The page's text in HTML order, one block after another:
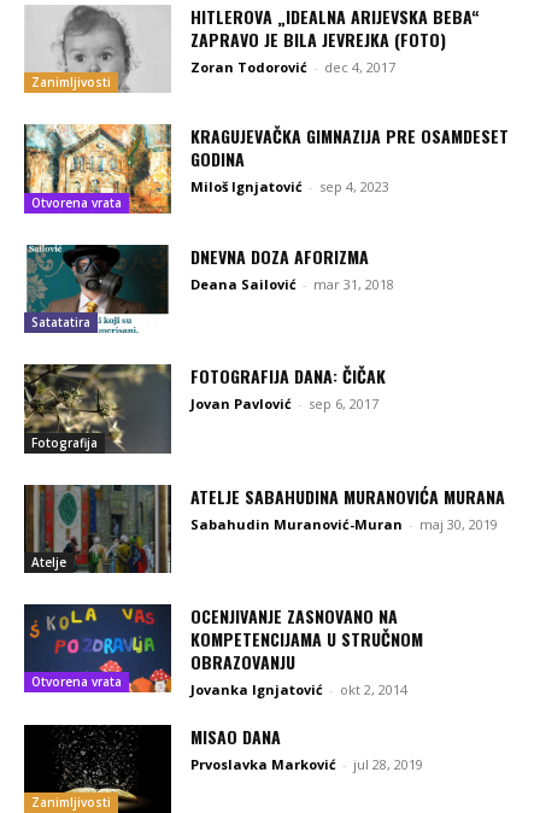
Zanimljivosti
HITLEROVA „IDEALNA ARIJEVSKA BEBA“
ZAPRAVO JE BILA JEVREJKA (FOTO)
Zoran Todorović - dec 4, 2017
Otvorena vrata
KRAGUJEVAČKA GIMNAZIJA PRE OSAMDESET
GODINA
Miloš Ignjatović - sep 4, 2023
Satatatira
DNEVNA DOZA AFORIZMA
Deana Sailović - mar 31, 2018
Fotografija
FOTOGRAFIJA DANA: ČIČAK
Jovan Pavlović - sep 6, 2017
Atelje
ATELJE SABAHUDINA MURANOVIĆA MURANA
Sabahudin Muranović-Muran - maj 30, 2019
Otvorena vrata
OCENJIVANJE ZASNOVANO NA
KOMPETENCIJAMA U STRUČNOM
OBRAZOVANJU
Jovanka Ignjatović - okt 2, 2014
Zanimljivosti
MISAO DANA
Prvoslavka Marković - jul 28, 2019